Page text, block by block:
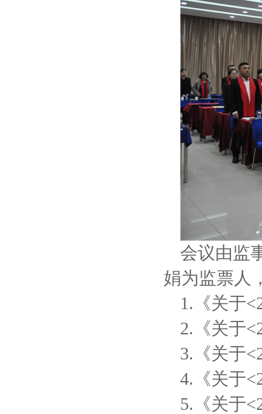
会议由监
娟为监票人
1.《关于
2.《关于
3.《关于
4.《关于
5.《关于